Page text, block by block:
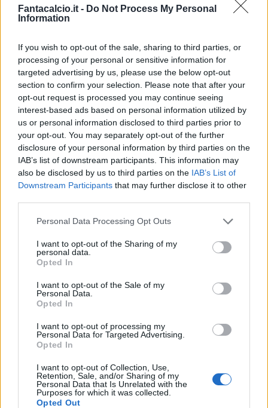
Fantacalcio.it - Do Not Process My Personal
Information
If you wish to opt-out of the sale, sharing to third parties, or
processing of your personal or sensitive information for
targeted advertising by us, please use the below opt-out
section to confirm your selection. Please note that after your
opt-out request is processed you may continue seeing
interest-based ads based on personal information utilized by
us or personal information disclosed to third parties prior to
your opt-out. You may separately opt-out of the further
disclosure of your personal information by third parties on the
IAB’s list of downstream participants. This information may
also be disclosed by us to third parties on the IAB’s List of
Downstream Participants that may further disclose it to other
Personal Data Processing Opt Outs
I want to opt-out of the Sharing of my
personal data.
Opted In
I want to opt-out of the Sale of my
Personal Data.
Opted In
I want to opt-out of processing my
Personal Data for Targeted Advertising.
Opted In
I want to opt-out of Collection, Use,
Retention, Sale, and/or Sharing of my
Personal Data that Is Unrelated with the
Purposes for which it was collected.
Opted Out
Classic Mantra
Riepilogo stagione
Titolare 16 - 42%
Entrato 8 - 21%
Squalificato 0 - 0%
Inutilizzato 14 - 36
Scarica riepilogo
stagionale
Scarica
Giornata VotoFV Entrato Bonus/Malus
PAR 1-1 FIO